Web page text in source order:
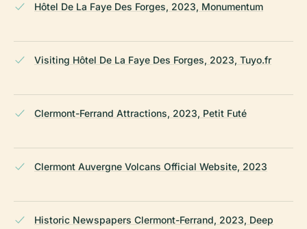
Hôtel De La Faye Des Forges, 2023, Monumentum
Visiting Hôtel De La Faye Des Forges, 2023, Tuyo.fr
Clermont-Ferrand Attractions, 2023, Petit Futé
Clermont Auvergne Volcans Official Website, 2023
Historic Newspapers Clermont-Ferrand, 2023, Deep